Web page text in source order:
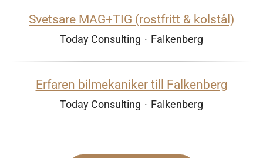
Svetsare MAG+TIG (rostfritt & kolstål)
Today Consulting · Falkenberg
Erfaren bilmekaniker till Falkenberg
Today Consulting · Falkenberg